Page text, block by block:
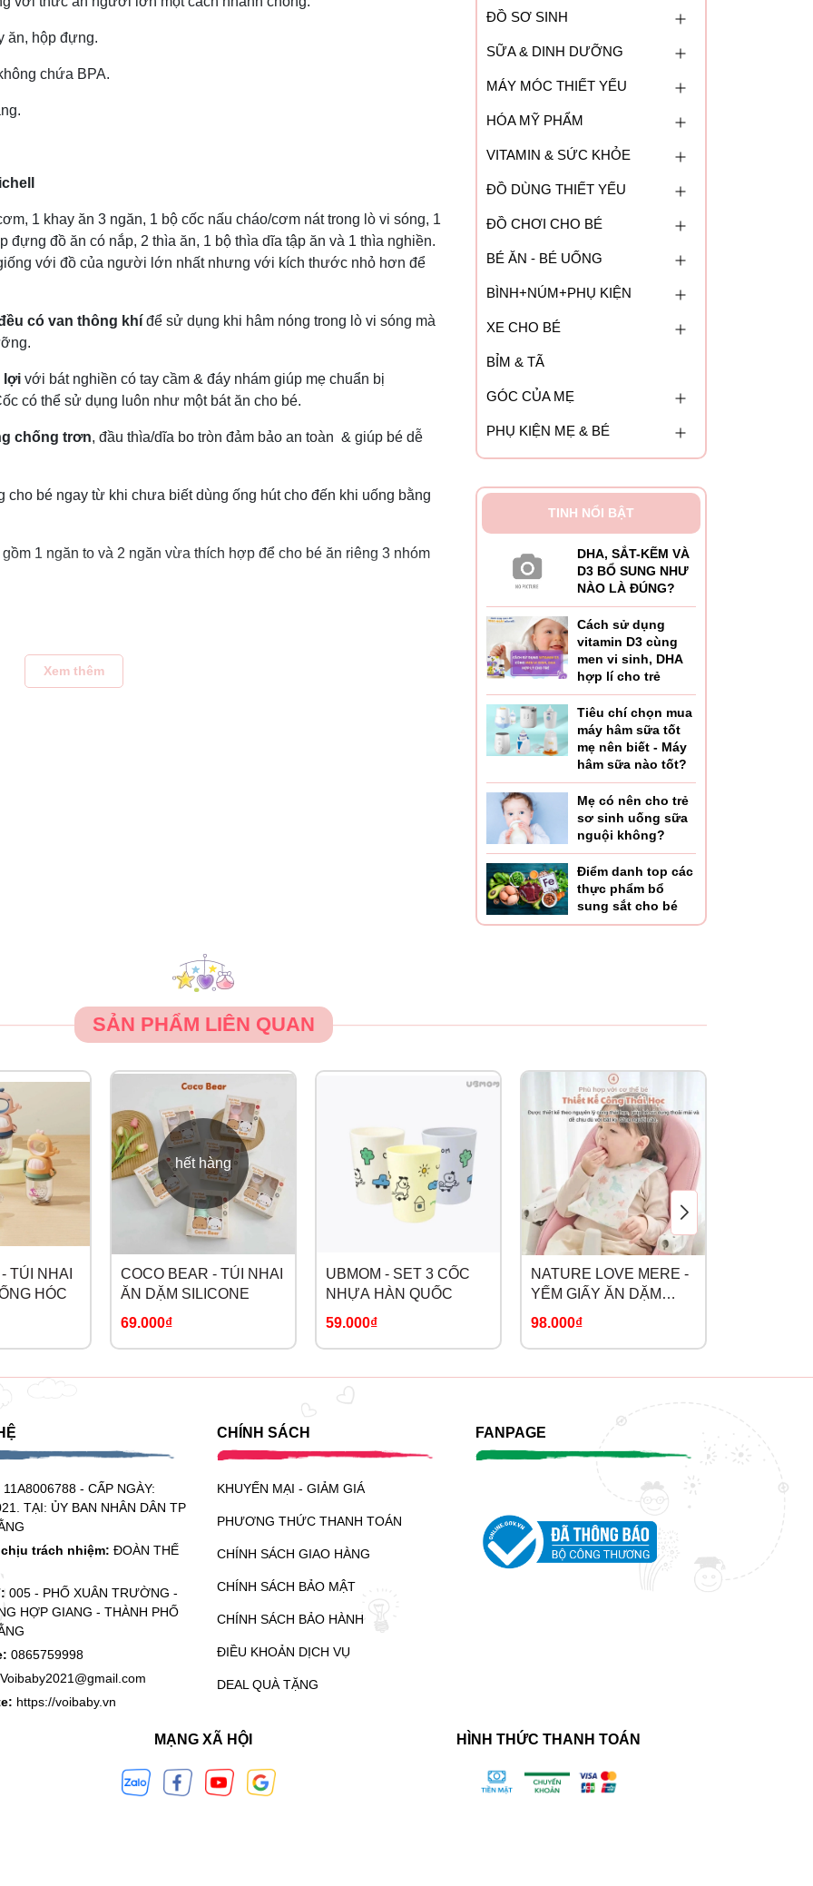
ăn, hộp đựng.
chứa BPA.
1 khay ăn 3 ngăn, 1 bộ cốc nấu cháo/cơm nát trong lò vi sóng, 1
đựng đồ ăn có nắp, 2 thìa ăn, 1 bộ thìa dĩa tập ăn và 1 thìa nghiền.
với đồ của người lớn nhất nhưng với kích thước nhỏ hơn để
có van thông khí để sử dụng khi hâm nóng trong lò vi sóng mà
lợi với bát nghiền có tay cầm & đáy nhám giúp mẹ chuẩn bị
có thể sử dụng luôn như một bát ăn cho bé.
chống trơn, đầu thìa/dĩa bo tròn đảm bảo an toàn & giúp bé dễ
cho bé ngay từ khi chưa biết dùng ống hút cho đến khi uống bằng
1 ngăn to và 2 ngăn vừa thích hợp để cho bé ăn riêng 3 nhóm
đa các mảng bám thức ăn bám vào sản phẩm nên rất dễ vệ sinh.
Xem thêm
ĐỒ SƠ SINH
SỮA & DINH DƯỠNG
MÁY MÓC THIẾT YẾU
HÓA MỸ PHẨM
VITAMIN & SỨC KHỎE
ĐỒ DÙNG THIẾT YẾU
ĐỒ CHƠI CHO BÉ
BÉ ĂN - BÉ UỐNG
BÌNH+NÚM+PHỤ KIỆN
XE CHO BÉ
BỈM & TÃ
GÓC CỦA MẸ
PHỤ KIỆN MẸ & BÉ
TINH NỔI BẬT
DHA, SẮT-KẼM VÀ
D3 BỔ SUNG NHƯ
NÀO LÀ ĐÚNG?
Cách sử dụng
vitamin D3 cùng
men vi sinh, DHA
hợp lí cho trẻ
Tiêu chí chọn mua
máy hâm sữa tốt
mẹ nên biết - Máy
hâm sữa nào tốt?
Mẹ có nên cho trẻ
sơ sinh uống sữa
nguội không?
Điểm danh top các
thực phẩm bổ
sung sắt cho bé
SẢN PHẨM LIÊN QUAN
TÚI NHAI
HÓC
hết hàng
COCO BEAR - TÚI NHAI
ĂN DẶM SILICONE
69.000₫
UBMOM - SET 3 CỐC
NHỰA HÀN QUỐC
59.000₫
NATURE LOVE MERE -
YẾM GIẤY ĂN DẶM
DÙNG MỘT LẦN
98.000₫
11A8006788 - CẤP NGÀY:
TẠI: ỦY BAN NHÂN DÂN TP
trách nhiệm: ĐOÀN THẾ
005 - PHỐ XUÂN TRƯỜNG -
HỢP GIANG - THÀNH PHỐ
0865759998
Voibaby2021@gmail.com
https://voibaby.vn
CHÍNH SÁCH
KHUYẾN MẠI - GIẢM GIÁ
PHƯƠNG THỨC THANH TOÁN
CHÍNH SÁCH GIAO HÀNG
CHÍNH SÁCH BẢO MẬT
CHÍNH SÁCH BẢO HÀNH
ĐIỀU KHOẢN DỊCH VỤ
DEAL QUÀ TẶNG
FANPAGE
MẠNG XÃ HỘI HÌNH THỨC THANH TOÁN